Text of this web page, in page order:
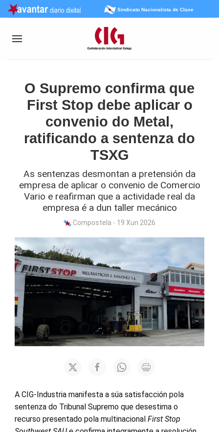
Sindicato Nacionalista de Clase
O Supremo confirma que
First Stop debe aplicar o
convenio do Metal,
ratificando a sentenza do
TSXG
As sentenzas desmontan a pretensión da
empresa de aplicar o convenio de Comercio
Vario e reafirman que a actividade real da
empresa é a dun taller mecánico
Compostela - 19 Xun 2026
A CIG-Industria manifesta a súa satisfacción pola
sentenza do Tribunal Supremo que desestima o
recurso presentado pola multinacional First Stop